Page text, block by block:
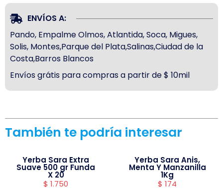
ENVÍOS A:
Pando, Empalme Olmos, Atlantida, Soca, Migues,
Solis, Montes,Parque del Plata,Salinas,Ciudad de la
Costa,Barros Blancos
Envíos grátis para compras a partir de $ 10mil
También te podría interesar
Yerba Sara Extra
Suave 500 gr Funda
X 20
$ 1.750
Yerba Sara Anis,
Menta Y Manzanilla
1Kg
$ 174